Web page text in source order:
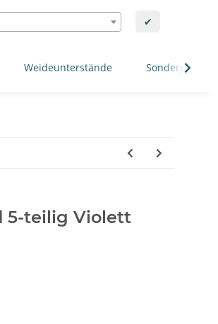
✔
Weideunterstände Sonderposten
5-teilig Violett